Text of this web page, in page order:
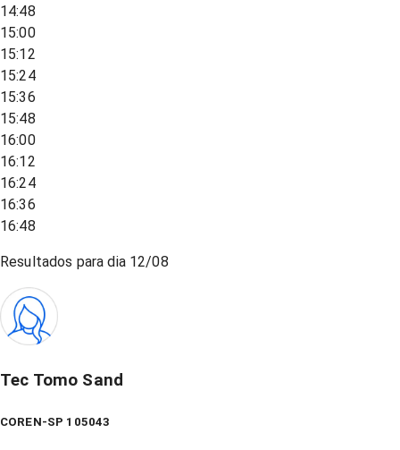
14:48
15:00
15:12
15:24
15:36
15:48
16:00
16:12
16:24
16:36
16:48
Resultados para dia 12/08
Tec Tomo Sand
COREN-SP 105043